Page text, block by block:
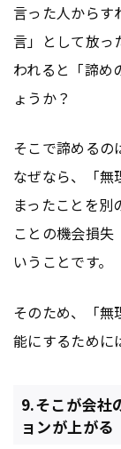
言った人からす
言」として放っ
われると「諦め
ょうか？
そこで諦めるの
なぜなら、「無
まったことを別
ことの機会損失
いうことです。
そのため、「無
能にするために
9.そこが会社
ョンが上がる